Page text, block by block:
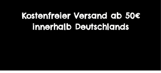
Kostenfreier Versand ab 50€
innerhalb Deutschlands